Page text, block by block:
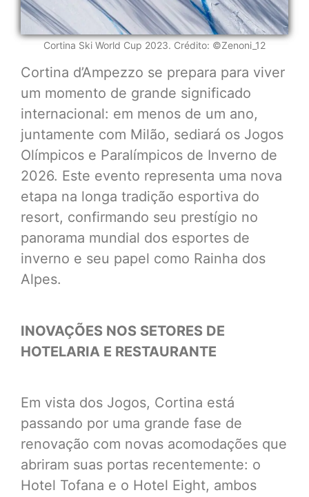
Cortina Ski World Cup 2023. Crédito: ©Zenoni_12
Cortina d’Ampezzo se prepara para viver
um momento de grande significado
internacional: em menos de um ano,
juntamente com Milão, sediará os Jogos
Olímpicos e Paralímpicos de Inverno de
2026. Este evento representa uma nova
etapa na longa tradição esportiva do
resort, confirmando seu prestígio no
panorama mundial dos esportes de
inverno e seu papel como Rainha dos
Alpes.
INOVAÇÕES NOS SETORES DE
HOTELARIA E RESTAURANTE
Em vista dos Jogos, Cortina está
passando por uma grande fase de
renovação com novas acomodações que
abriram suas portas recentemente: o
Hotel Tofana e o Hotel Eight, ambos